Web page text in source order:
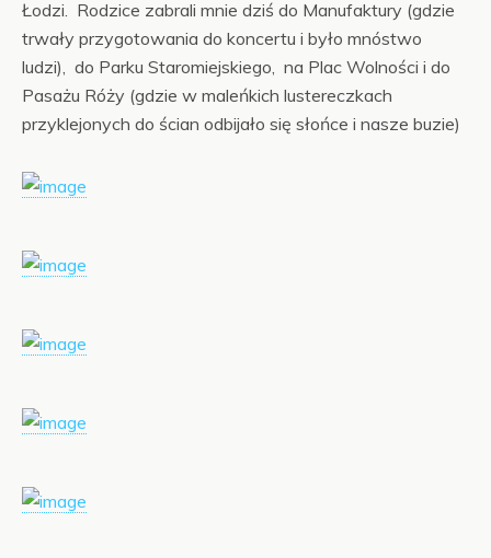
Łodzi. Rodzice zabrali mnie dziś do Manufaktury (gdzie
trwały przygotowania do koncertu i było mnóstwo
ludzi), do Parku Staromiejskiego, na Plac Wolności i do
Pasażu Róży (gdzie w maleńkich lustereczkach
przyklejonych do ścian odbijało się słońce i nasze buzie)